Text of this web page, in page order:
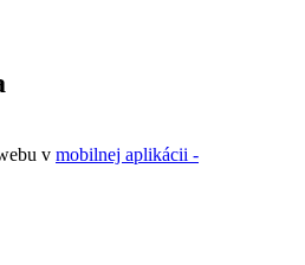
v mobilnej aplikácii -